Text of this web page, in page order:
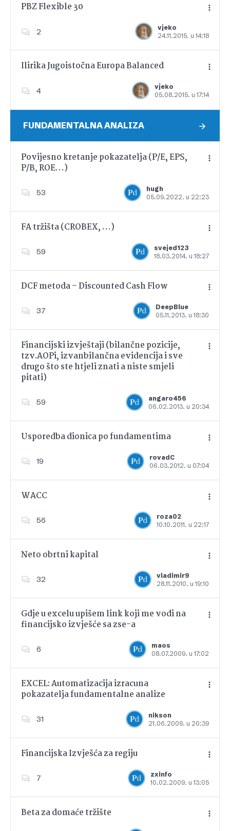
PBZ Flexible 30
2
vjeko
24.11.2015. u 14:18
Dodajte u favorite
Ilirika Jugoistočna Europa Balanced
4
vjeko
05.08.2015. u 17:14
Dodajte u favorite
FUNDAMENTALNA ANALIZA
Povijesno kretanje pokazatelja (P/E, EPS,
P/B, ROE…)
53
hugh
05.09.2022. u 22:23
Dodajte u favorite
FA tržišta (CROBEX, …)
59
svejed123
18.03.2014. u 18:27
Dodajte u favorite
DCF metoda – Discounted Cash Flow
37
DeepBlue
05.11.2013. u 18:30
Dodajte u favorite
Financijski izvještaji (bilančne pozicije,
tzv.AOPi, izvanbilančna evidencija i sve
drugo što ste htjeli znati a niste smjeli
pitati)
59
angaro456
06.02.2013. u 20:34
Usporedba dionica po fundamentima
19
rovadC
06.03.2012. u 07:04
Dodajte u favorite
WACC
56
roza02
10.10.2011. u 22:17
Dodajte u favorite
Neto obrtni kapital
32
vladimir9
28.11.2010. u 19:10
Dodajte u favorite
Gdje u excelu upišem link koji me vodi na
financijsko izvješće sa zse-a
6
maos
08.07.2009. u 17:02
Dodajte u favorite
EXCEL: Automatizacija izracuna
pokazatelja fundamentalne analize
31
nikson
21.06.2009. u 20:39
Dodajte u favorite
Financijska Izvješća za regiju
7
zxinfo
10.02.2009. u 13:05
Dodajte u favorite
Beta za domaće tržište